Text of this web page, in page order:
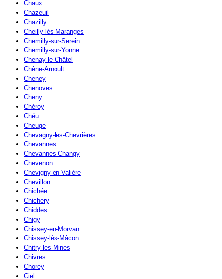
Chaux
Chazeuil
Chazilly
Cheilly-lès-Maranges
Chemilly-sur-Serein
Chemilly-sur-Yonne
Chenay-le-Châtel
Chêne-Arnoult
Cheney
Chenoves
Cheny
Chéroy
Chéu
Cheuge
Chevagny-les-Chevrières
Chevannes
Chevannes-Changy
Chevenon
Chevigny-en-Valière
Chevillon
Chichée
Chichery
Chiddes
Chigy
Chissey-en-Morvan
Chissey-lès-Mâcon
Chitry-les-Mines
Chivres
Chorey
Ciel